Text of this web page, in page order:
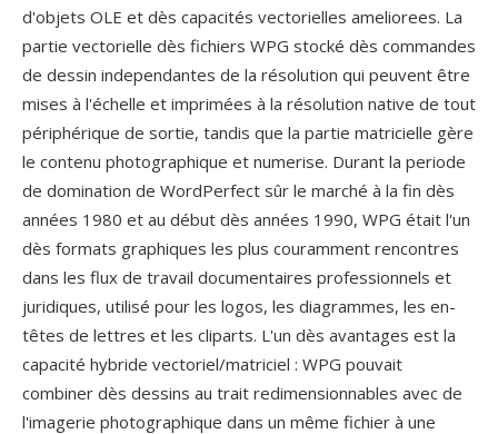
d'objets OLE et dès capacités vectorielles ameliorees. La
partie vectorielle dès fichiers WPG stocké dès commandes
de dessin independantes de la résolution qui peuvent être
mises à l'échelle et imprimées à la résolution native de tout
périphérique de sortie, tandis que la partie matricielle gère
le contenu photographique et numerise. Durant la periode
de domination de WordPerfect sûr le marché à la fin dès
années 1980 et au début dès années 1990, WPG était l'un
dès formats graphiques les plus couramment rencontres
dans les flux de travail documentaires professionnels et
juridiques, utilisé pour les logos, les diagrammes, les en-
têtes de lettres et les cliparts. L'un dès avantages est la
capacité hybride vectoriel/matriciel : WPG pouvait
combiner dès dessins au trait redimensionnables avec de
l'imagerie photographique dans un même fichier à une